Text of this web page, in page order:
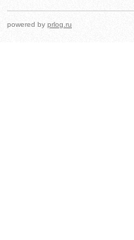
powered by prlog.ru